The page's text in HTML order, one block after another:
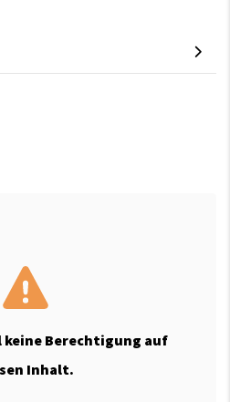
keine Berechtigung auf
Inhalt.